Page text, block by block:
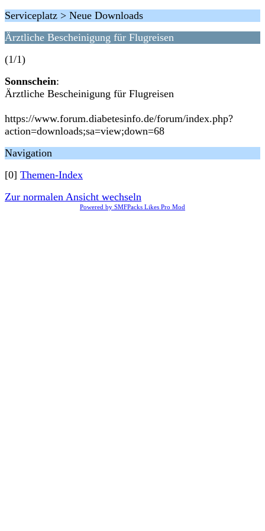
Serviceplatz > Neue Downloads
Ärztliche Bescheinigung für Flugreisen
(1/1)
Sonnschein:
Ärztliche Bescheinigung für Flugreisen
https://www.forum.diabetesinfo.de/forum/index.php?
action=downloads;sa=view;down=68
Navigation
[0] Themen-Index
Zur normalen Ansicht wechseln
Powered by SMFPacks Likes Pro Mod